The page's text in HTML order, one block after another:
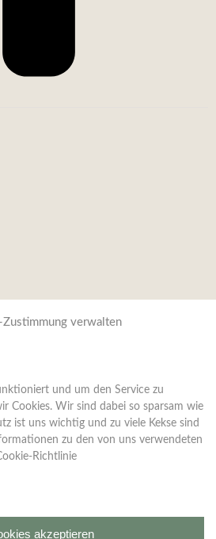
verwalten
und um den Service zu
Cookies. Wir sind dabei so sparsam wie
ist uns wichtig und zu viele Kekse sind
zu den von uns verwendeten
Richtlinie
akzeptieren